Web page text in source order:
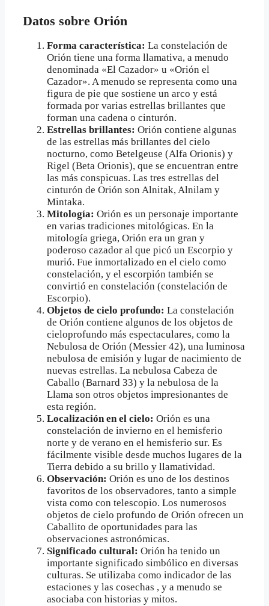
Datos sobre Orión
Forma característica: La constelación de
Orión tiene una forma llamativa, a menudo
denominada «El Cazador» u «Orión el
Cazador». A menudo se representa como una
figura de pie que sostiene un arco y está
formada por varias estrellas brillantes que
forman una cadena o cinturón.
Estrellas brillantes: Orión contiene algunas
de las estrellas más brillantes del cielo
nocturno, como Betelgeuse (Alfa Orionis) y
Rigel (Beta Orionis), que se encuentran entre
las más conspicuas. Las tres estrellas del
cinturón de Orión son Alnitak, Alnilam y
Mintaka.
Mitología: Orión es un personaje importante
en varias tradiciones mitológicas. En la
mitología griega, Orión era un gran y
poderoso cazador al que picó un Escorpio y
murió. Fue inmortalizado en el cielo como
constelación, y el escorpión también se
convirtió en constelación (constelación de
Escorpio).
Objetos de cielo profundo: La constelación
de Orión contiene algunos de los objetos de
cieloprofundo más espectaculares, como la
Nebulosa de Orión (Messier 42), una luminosa
nebulosa de emisión y lugar de nacimiento de
nuevas estrellas. La nebulosa Cabeza de
Caballo (Barnard 33) y la nebulosa de la
Llama son otros objetos impresionantes de
esta región.
Localización en el cielo: Orión es una
constelación de invierno en el hemisferio
norte y de verano en el hemisferio sur. Es
fácilmente visible desde muchos lugares de la
Tierra debido a su brillo y llamatividad.
Observación: Orión es uno de los destinos
favoritos de los observadores, tanto a simple
vista como con telescopio. Los numerosos
objetos de cielo profundo de Orión ofrecen un
Caballito de oportunidades para las
observaciones astronómicas.
Significado cultural: Orión ha tenido un
importante significado simbólico en diversas
culturas. Se utilizaba como indicador de las
estaciones y las cosechas , y a menudo se
asociaba con historias y mitos.